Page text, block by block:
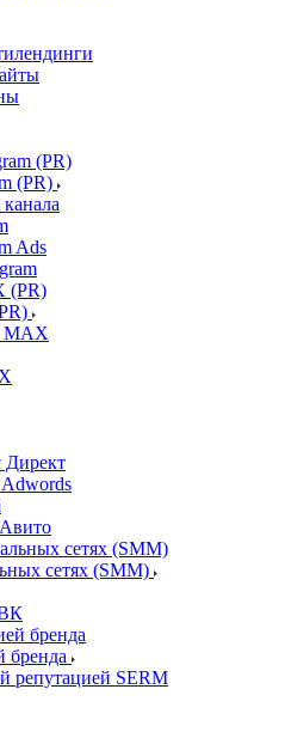
(PR)
Ads
MAX
Директ
сетях (SMM)
бренда
репутацией SERM